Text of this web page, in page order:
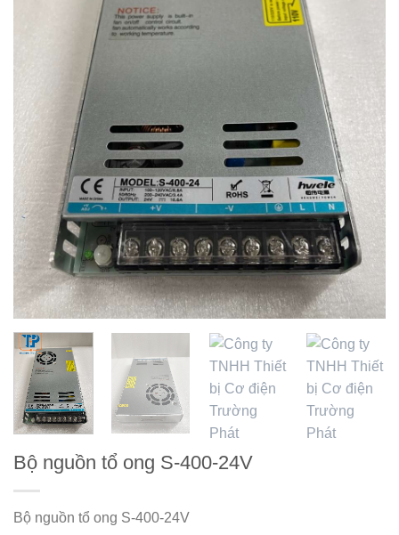
Bộ nguồn tổ ong S-400-24V
Bộ nguồn tổ ong S-400-24V